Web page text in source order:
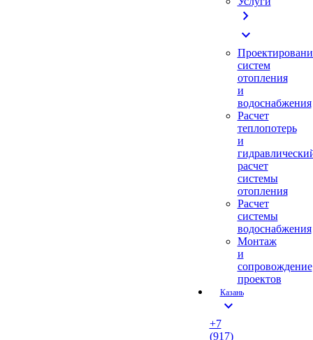
chevron_right
expand_more
систем
отопления
и
водоснабжения
Расчет
теплопотерь
и
расчет
системы
отопления
Расчет
системы
водоснабжения
Монтаж
и
сопровождение
проектов
Казань
expand_more
+7
(917)